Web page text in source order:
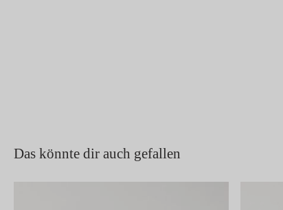
Das könnte dir auch gefallen